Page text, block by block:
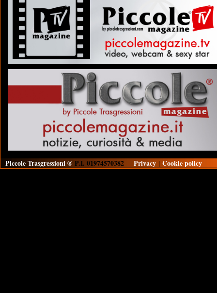
Piccole Trasgressioni ® P.I. 01974570382 Privacy | Cookie policy